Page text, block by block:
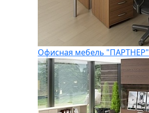
Офисная мебель "ПАРТНЕР"